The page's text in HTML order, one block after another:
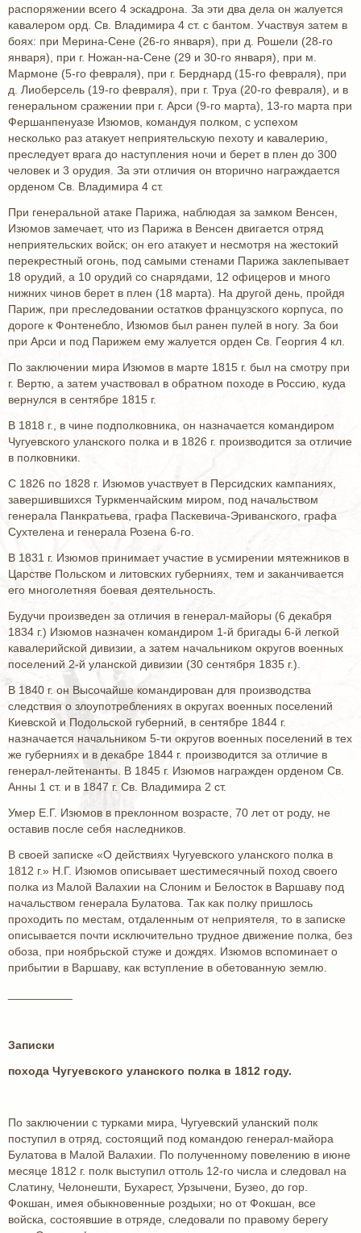
распоряжении всего 4 эскадрона. За эти два дела он жалуется
кавалером орд. Св. Владимира 4 ст. с бантом. Участвуя затем в
боях: при Мерина-Сене (26-го января), при д. Рошели (28-го
января), при г. Ножан-на-Сене (29 и 30-го января), при м.
Мармоне (5-го февраля), при г. Берднард (15-го февраля), при
д. Лиоберсель (19-го февраля), при г. Труа (20-го февраля), и в
генеральном сражении при г. Арси (9-го марта), 13-го марта при
Фершанпенуазе Изюмов, командуя полком, с успехом
несколько раз атакует неприятельскую пехоту и кавалерию,
преследует врага до наступления ночи и берет в плен до 300
человек и 3 орудия. За эти отличия он вторично награждается
орденом Св. Владимира 4 ст.
При генеральной атаке Парижа, наблюдая за замком Венсен,
Изюмов замечает, что из Парижа в Венсен двигается отряд
неприятельских войск; он его атакует и несмотря на жестокий
перекрестный огонь, под самыми стенами Парижа заклепывает
18 орудий, а 10 орудий со снарядами, 12 офицеров и много
нижних чинов берет в плен (18 марта). На другой день, пройдя
Париж, при преследовании остатков французского корпуса, по
дороге к Фонтенебло, Изюмов был ранен пулей в ногу. За бои
при Арси и под Парижем ему жалуется орден Св. Георгия 4 кл.
По заключении мира Изюмов в марте 1815 г. был на смотру при
г. Вертю, а затем участвовал в обратном походе в Россию, куда
вернулся в сентябре 1815 г.
В 1818 г., в чине подполковника, он назначается командиром
Чугуевского уланского полка и в 1826 г. производится за отличие
в полковники.
С 1826 по 1828 г. Изюмов участвует в Персидских кампаниях,
завершившихся Туркменчайским миром, под начальством
генерала Панкратьева, графа Паскевича-Эриванского, графа
Сухтелена и генерала Розена 6-го.
В 1831 г. Изюмов принимает участие в усмирении мятежников в
Царстве Польском и литовских губерниях, тем и заканчивается
его многолетняя боевая деятельность.
Будучи произведен за отличия в генерал-майоры (6 декабря
1834 г.) Изюмов назначен командиром 1-й бригады 6-й легкой
кавалерийской дивизии, а затем начальником округов военных
поселений 2-й уланской дивизии (30 сентября 1835 г.).
В 1840 г. он Высочайше командирован для производства
следствия о злоупотреблениях в округах военных поселений
Киевской и Подольской губерний, в сентябре 1844 г.
назначается начальником 5-ти округов военных поселений в тех
же губерниях и в декабре 1844 г. производится за отличие в
генерал-лейтенанты. В 1845 г. Изюмов награжден орденом Св.
Анны 1 ст. и в 1847 г. Св. Владимира 2 ст.
Умер Е.Г. Изюмов в преклонном возрасте, 70 лет от роду, не
оставив после себя наследников.
В своей записке «О действиях Чугуевского уланского полка в
1812 г.» Н.Г. Изюмов описывает шестимесячный поход своего
полка из Малой Валахии на Слоним и Белосток в Варшаву под
начальством генерала Булатова. Так как полку пришлось
проходить по местам, отдаленным от неприятеля, то в записке
описывается почти исключительно трудное движение полка, без
обоза, при ноябрьской стуже и дождях. Изюмов вспоминает о
прибытии в Варшаву, как вступление в обетованную землю.
Записки
похода Чугуевского уланского полка в 1812 году.
По заключении с турками мира, Чугуевский уланский полк
поступил в отряд, состоящий под командою генерал-майора
Булатова в Малой Валахии. По полученному повелению в июне
месяце 1812 г. полк выступил оттоль 12-го числа и следовал на
Слатину, Челонешти, Бухарест, Урзычени, Бузео, до гор.
Фокшан, имея обыкновенные роздыхи; но от Фокшан, все
войска, состоявшие в отряде, следовали по правому берегу